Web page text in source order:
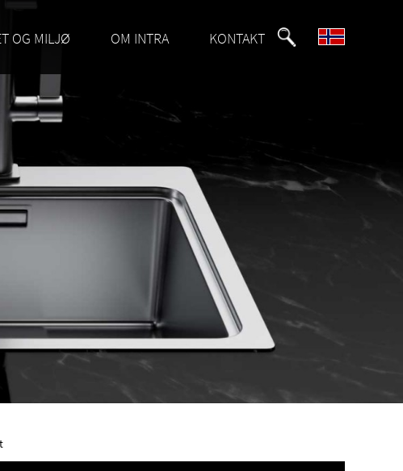
OG MILJØ OM INTRA KONTAKT